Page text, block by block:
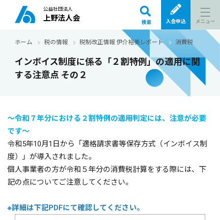
公益社団法人
上野法人会 検索 入会申込 メニュー
ホーム 税の情報 税制改正情報 伊介裕美レポート 消費税 イ
インボイス制度に係る「２割特例」の適用に関
する注意点 その２
～令和７年分における２割特例の適用判定には、注意が必要
です～
令和5年10月1日から「適格請求書等保存方式（インボイス制
度）」が導入されました。
個人事業者の方が令和５年分の消費税計算をする際には、下
記の点についてご注意してください。
※詳細は下記PDFにて確認してください。